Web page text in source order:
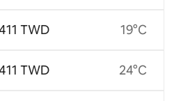
TWD
TWD
19°C
24°C